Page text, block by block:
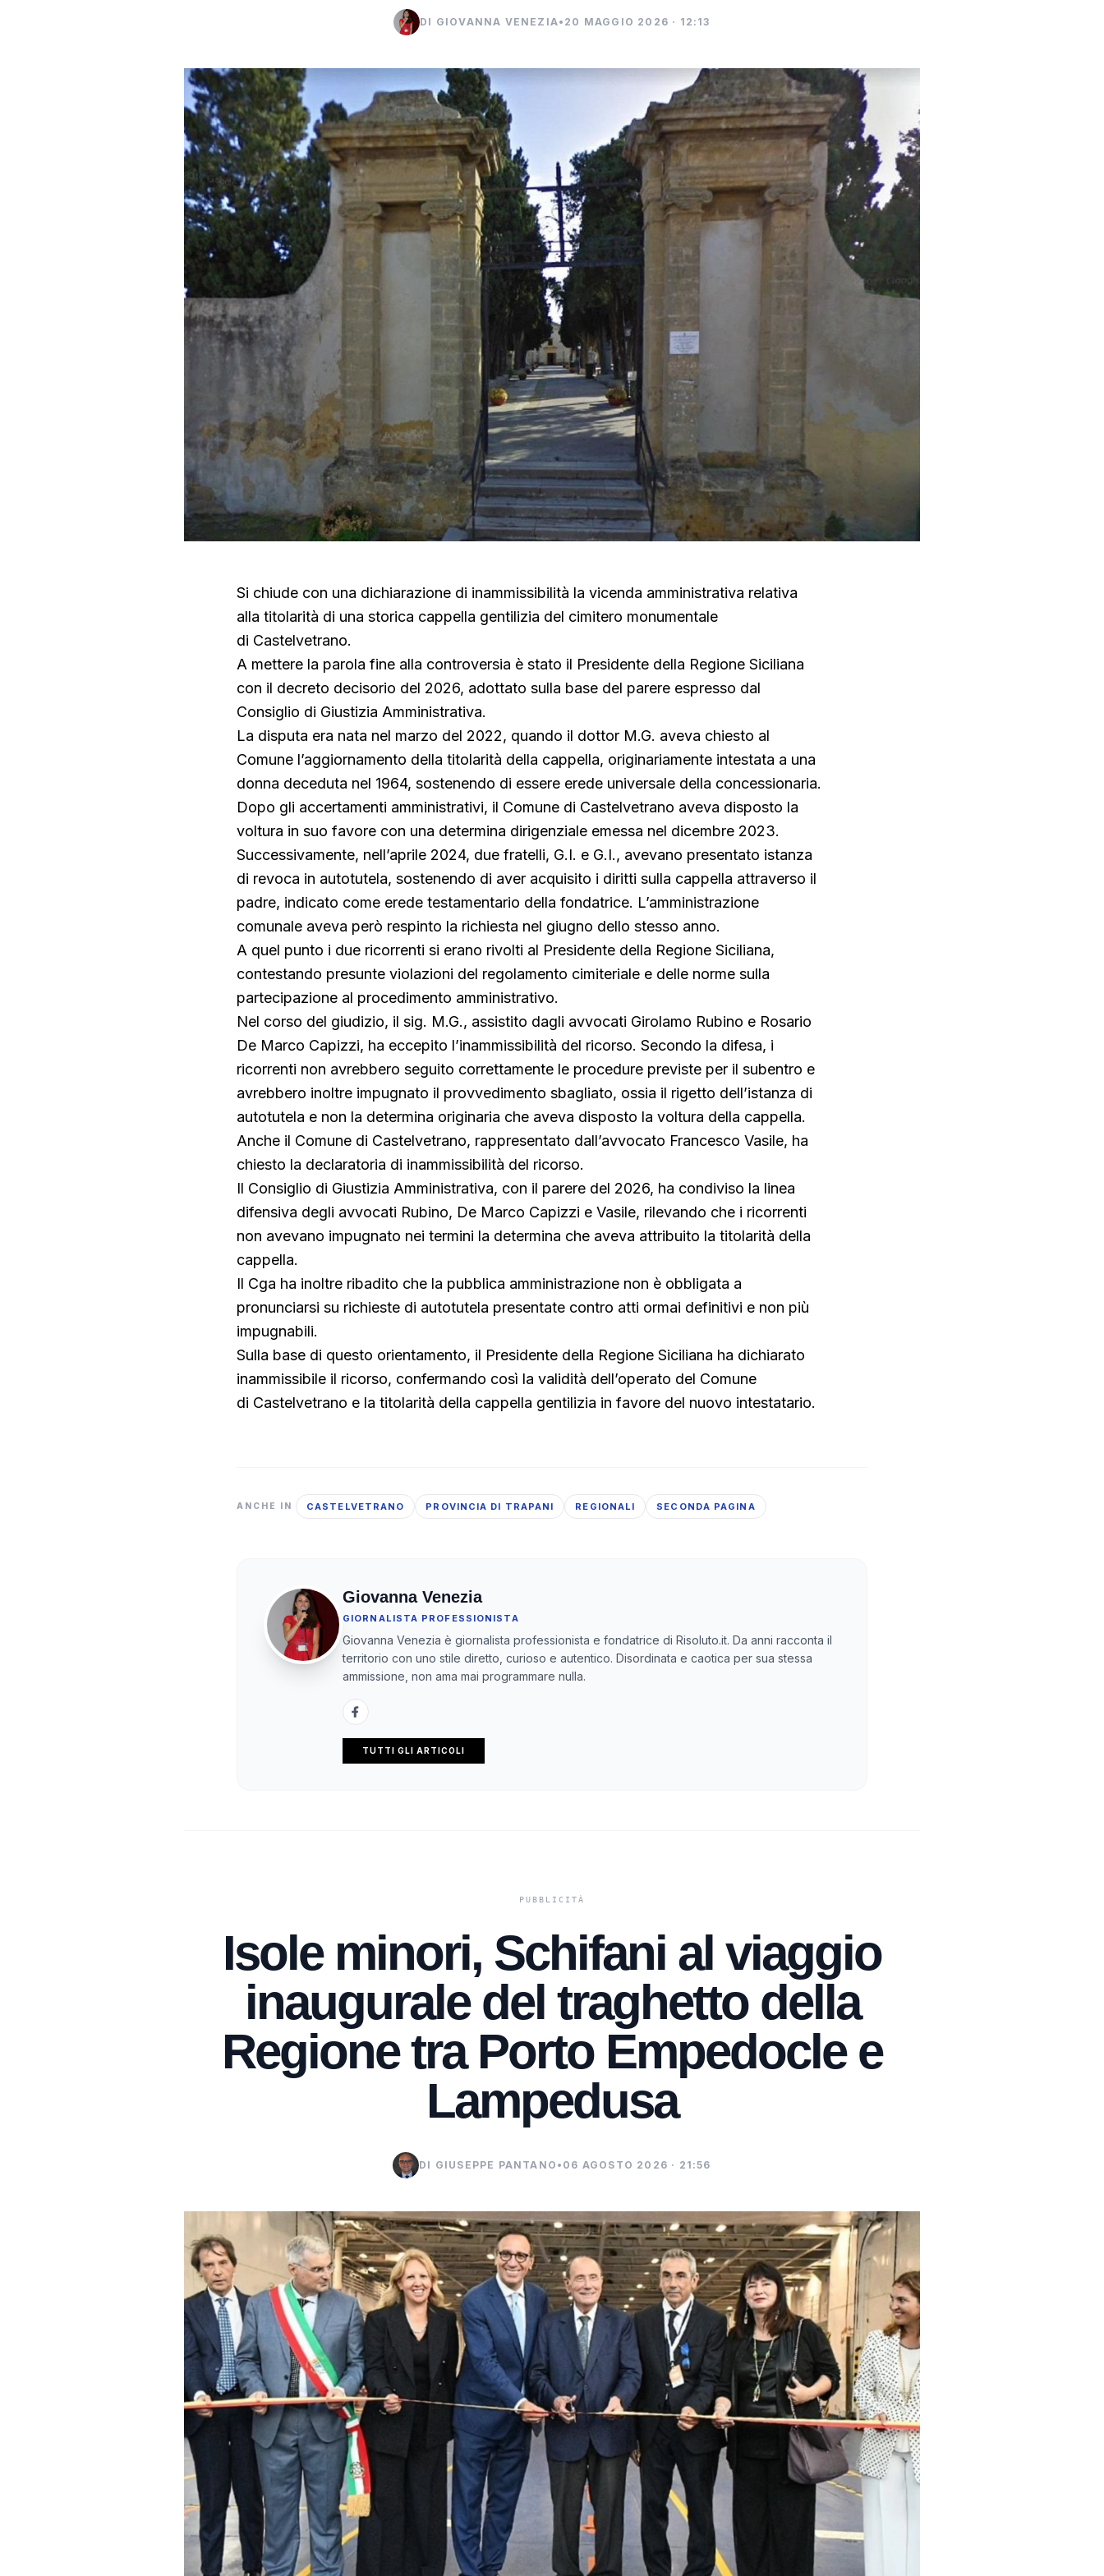
DI GIOVANNA VENEZIA• 20 MAGGIO 2026 · 12:13
Si chiude con una dichiarazione di inammissibilità la vicenda amministrativa relativa
alla titolarità di una storica cappella gentilizia del cimitero monumentale
di Castelvetrano.
A mettere la parola fine alla controversia è stato il Presidente della Regione Siciliana
con il decreto decisorio del 2026, adottato sulla base del parere espresso dal
Consiglio di Giustizia Amministrativa.
La disputa era nata nel marzo del 2022, quando il dottor M.G. aveva chiesto al
Comune l’aggiornamento della titolarità della cappella, originariamente intestata a una
donna deceduta nel 1964, sostenendo di essere erede universale della concessionaria.
Dopo gli accertamenti amministrativi, il Comune di Castelvetrano aveva disposto la
voltura in suo favore con una determina dirigenziale emessa nel dicembre 2023.
Successivamente, nell’aprile 2024, due fratelli, G.I. e G.I., avevano presentato istanza
di revoca in autotutela, sostenendo di aver acquisito i diritti sulla cappella attraverso il
padre, indicato come erede testamentario della fondatrice. L’amministrazione
comunale aveva però respinto la richiesta nel giugno dello stesso anno.
A quel punto i due ricorrenti si erano rivolti al Presidente della Regione Siciliana,
contestando presunte violazioni del regolamento cimiteriale e delle norme sulla
partecipazione al procedimento amministrativo.
Nel corso del giudizio, il sig. M.G., assistito dagli avvocati Girolamo Rubino e Rosario
De Marco Capizzi, ha eccepito l’inammissibilità del ricorso. Secondo la difesa, i
ricorrenti non avrebbero seguito correttamente le procedure previste per il subentro e
avrebbero inoltre impugnato il provvedimento sbagliato, ossia il rigetto dell’istanza di
autotutela e non la determina originaria che aveva disposto la voltura della cappella.
Anche il Comune di Castelvetrano, rappresentato dall’avvocato Francesco Vasile, ha
chiesto la declaratoria di inammissibilità del ricorso.
Il Consiglio di Giustizia Amministrativa, con il parere del 2026, ha condiviso la linea
difensiva degli avvocati Rubino, De Marco Capizzi e Vasile, rilevando che i ricorrenti
non avevano impugnato nei termini la determina che aveva attribuito la titolarità della
cappella.
Il Cga ha inoltre ribadito che la pubblica amministrazione non è obbligata a
pronunciarsi su richieste di autotutela presentate contro atti ormai definitivi e non più
impugnabili.
Sulla base di questo orientamento, il Presidente della Regione Siciliana ha dichiarato
inammissibile il ricorso, confermando così la validità dell’operato del Comune
di Castelvetrano e la titolarità della cappella gentilizia in favore del nuovo intestatario.
ANCHE IN CASTELVETRANO PROVINCIA DI TRAPANI REGIONALI SECONDA PAGINA
Giovanna Venezia
GIORNALISTA PROFESSIONISTA
Giovanna Venezia è giornalista professionista e fondatrice di Risoluto.it. Da anni racconta il
territorio con uno stile diretto, curioso e autentico. Disordinata e caotica per sua stessa
ammissione, non ama mai programmare nulla.
TUTTI GLI ARTICOLI
Isole minori, Schifani al viaggio
inaugurale del traghetto della
Regione tra Porto Empedocle e
Lampedusa
DI GIUSEPPE PANTANO • 06 AGOSTO 2026 · 21:56